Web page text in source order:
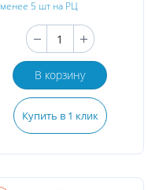
менее 5 шт на РЦ
В корзину
Купить в 1 клик